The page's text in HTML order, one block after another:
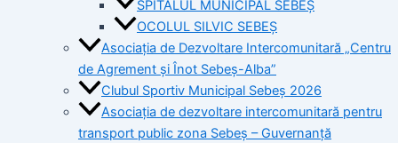
SPITALUL MUNICIPAL SEBEȘ
OCOLUL SILVIC SEBEȘ
Asociația de Dezvoltare Intercomunitară „Centru
de Agrement și Înot Sebeș-Alba”
Clubul Sportiv Municipal Sebeș 2026
Asociația de dezvoltare intercomunitară pentru
transport public zona Sebeș – Guvernanță